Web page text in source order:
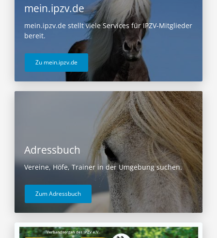
mein.ipzv.de
mein.ipzv.de stellt viele Services für IPZV-Mitglieder
bereit.
Zu mein.ipzv.de
Adressbuch
Vereine, Höfe, Trainer in der Umgebung suchen.
Zum Adressbuch